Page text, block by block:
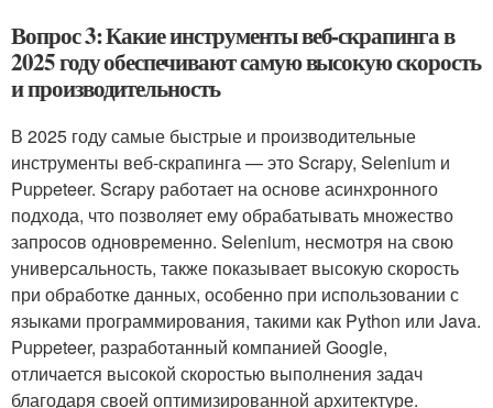
Вопрос 3: Какие инструменты веб-скрапинга в
2025 году обеспечивают самую высокую скорость
и производительность
В 2025 году самые быстрые и производительные
инструменты веб-скрапинга — это Scrapy, Selenium и
Puppeteer. Scrapy работает на основе асинхронного
подхода, что позволяет ему обрабатывать множество
запросов одновременно. Selenium, несмотря на свою
универсальность, также показывает высокую скорость
при обработке данных, особенно при использовании с
языками программирования, такими как Python или Java.
Puppeteer, разработанный компанией Google,
отличается высокой скоростью выполнения задач
благодаря своей оптимизированной архитектуре.